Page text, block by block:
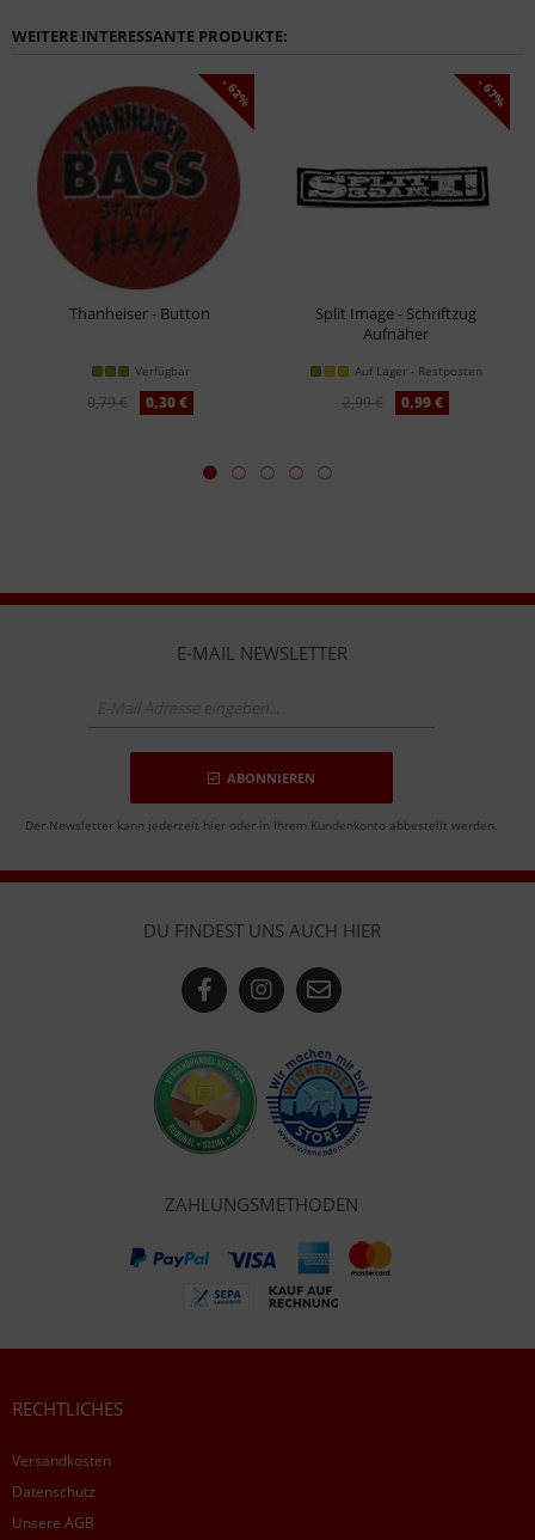
WEITERE INTERESSANTE PRODUKTE:
Thanheiser - Button
Verfügbar
0,79 € 0,30 €
- 62%
Split Image - Schriftzug
Aufnäher
Auf Lager - Restposten
2,99 € 0,99 €
- 67%
E-MAIL NEWSLETTER
ABONNIEREN
Der Newsletter kann jederzeit hier oder in Ihrem Kundenkonto abbestellt werden.
DU FINDEST UNS AUCH HIER
ZAHLUNGSMETHODEN
RECHTLICHES
Versandkosten
Datenschutz
Unsere AGB